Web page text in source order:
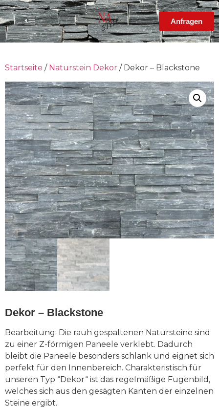
Anfragen
Startseite / Naturstein Dekor / Dekor – Blackstone
Dekor – Blackstone
Bearbeitung: Die rauh gespaltenen Natursteine sind
zu einer Z-förmigen Paneele verklebt. Dadurch
bleibt die Paneele besonders schlank und eignet sich
perfekt für den Innenbereich. Charakteristisch für
unseren Typ “Dekor“ ist das regelmäßige Fugenbild,
welches sich aus den gesägten Kanten der einzelnen
Steine ergibt.